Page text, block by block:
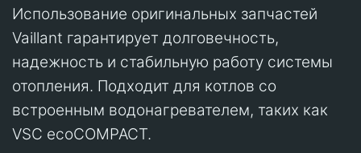
Использование оригинальных запчастей
Vaillant гарантирует долговечность,
надежность и стабильную работу системы
отопления. Подходит для котлов со
встроенным водонагревателем, таких как
VSC ecoCOMPACT.